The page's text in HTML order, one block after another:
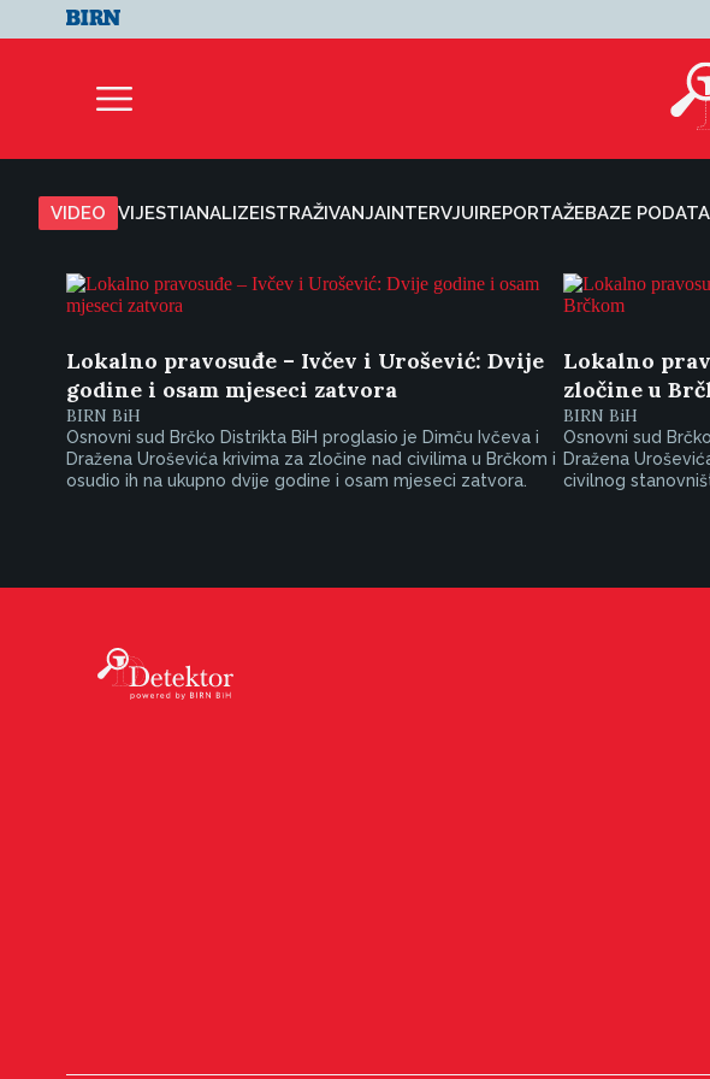
VIDEO VIJESTIANALIZEISTRAŽIVANJAINTERVJUIREPORTAŽEBAZE
Lokalno pravosuđe – Ivčev i Urošević: Dvije
godine i osam mjeseci zatvora
BIRN BiH
Osnovni sud Brčko Distrikta BiH proglasio je Dimču Ivčeva i
Dražena Uroševića krivima za zločine nad civilima u Brčkom i
osudio ih na ukupno dvije godine i osam mjeseci zatvora.
Lokalno
zločine u
BIRN BiH
Osnovni sud
Dražena
civilnog